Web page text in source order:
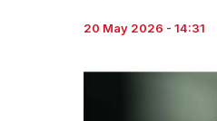
20 May 2026 - 14:31